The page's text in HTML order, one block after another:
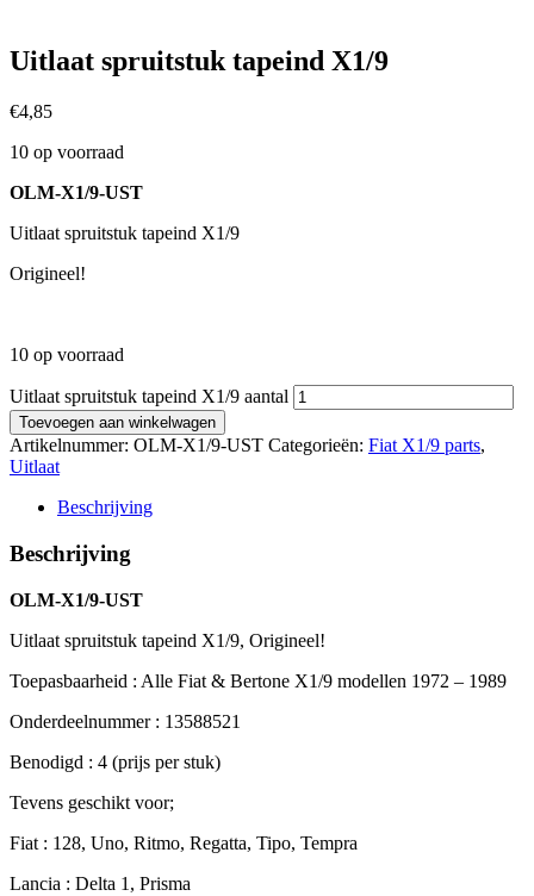
Uitlaat spruitstuk tapeind X1/9
€4,85
10 op voorraad
OLM-X1/9-UST
Uitlaat spruitstuk tapeind X1/9
Origineel!
10 op voorraad
Uitlaat spruitstuk tapeind X1/9 aantal
Toevoegen aan winkelwagen
Artikelnummer: OLM-X1/9-UST Categorieën: Fiat X1/9 parts,
Uitlaat
Beschrijving
Beschrijving
OLM-X1/9-UST
Uitlaat spruitstuk tapeind X1/9, Origineel!
Toepasbaarheid : Alle Fiat & Bertone X1/9 modellen 1972 – 1989
Onderdeelnummer : 13588521
Benodigd : 4 (prijs per stuk)
Tevens geschikt voor;
Fiat : 128, Uno, Ritmo, Regatta, Tipo, Tempra
Lancia : Delta 1, Prisma